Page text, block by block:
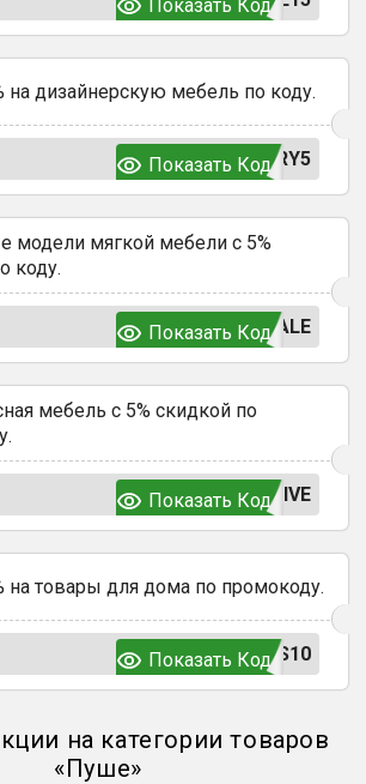
Показать Код
на дизайнерскую мебель по коду.
RY5
Показать Код
модели мягкой мебели с 5%
коду.
ALE
Показать Код
мебель с 5% скидкой по
IVE
Показать Код
на товары для дома по промокоду.
S10
Показать Код
на категории товаров
«Пуше»